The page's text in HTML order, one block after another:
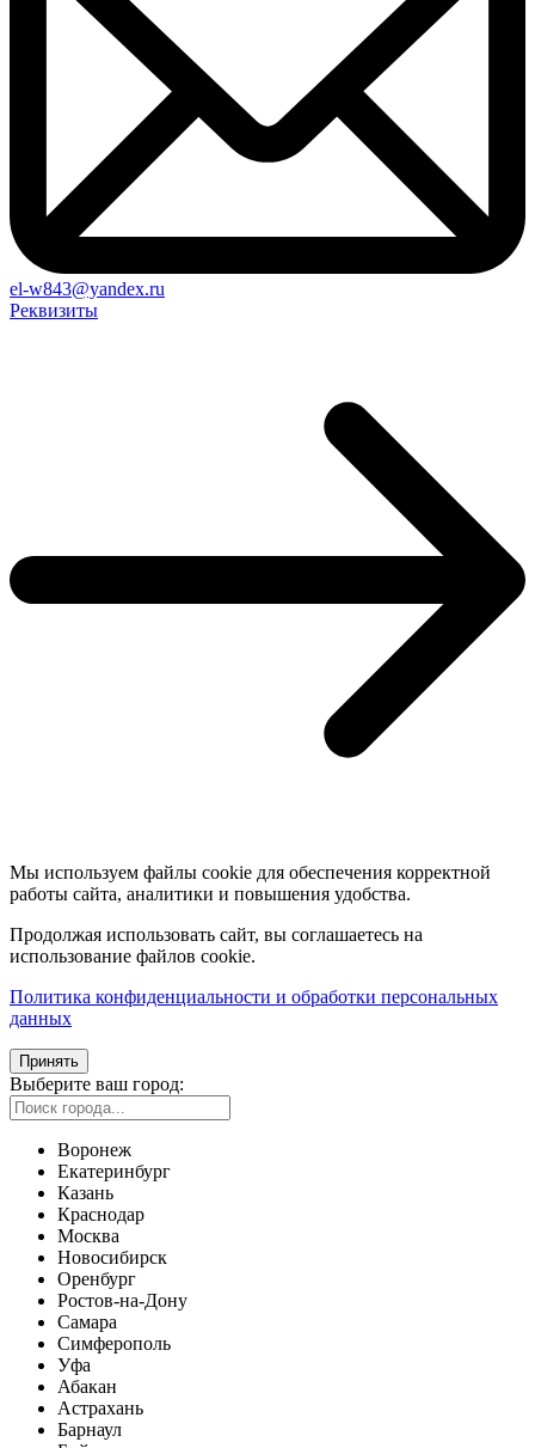
el-w843@yandex.ru
Реквизиты
Мы используем файлы cookie для обеспечения корректной
работы сайта, аналитики и повышения удобства.
Продолжая использовать сайт, вы соглашаетесь на
использование файлов cookie.
Политика конфиденциальности и обработки персональных
данных
Принять
Выберите ваш город:
Воронеж
Екатеринбург
Казань
Краснодар
Москва
Новосибирск
Оренбург
Ростов-на-Дону
Самара
Симферополь
Уфа
Абакан
Астрахань
Барнаул